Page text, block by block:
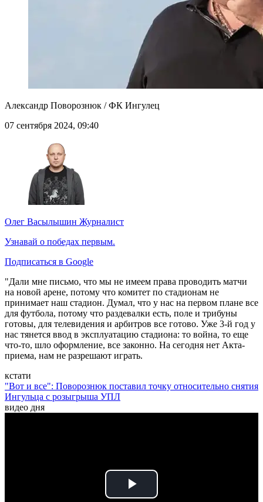
Александр Поворознюк / ФК Ингулец
07 сентября 2024, 09:40
Олег Васылышин Журналист
Узнавай о победах первым.
Подписаться в Google
"Дали мне письмо, что мы не имеем права проводить матчи
на новой арене, потому что комитет по стадионам не
принимает наш стадион. Думал, что у нас на первом плане все
для футбола, потому что раздевалки есть, поле и трибуны
готовы, для телевидения и арбитров все готово. Уже 3-й год у
нас тянется ввод в эксплуатацию стадиона: то война, то еще
что-то, шло оформление, все законно. На сегодня нет Акта-
приема, нам не разрешают играть.
кстати
"Вот и все": Поворознюк поставил точку относительно снятия
Ингульца с розыгрыша УПЛ
видео дня
Play